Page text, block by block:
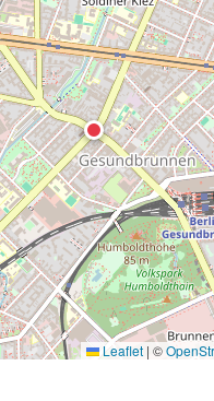
Leaflet | ©